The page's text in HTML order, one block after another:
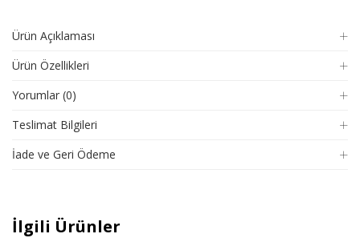
Ürün Açıklaması
Ürün Özellikleri
Yorumlar (0)
Teslimat Bilgileri
İade ve Geri Ödeme
İlgili Ürünler